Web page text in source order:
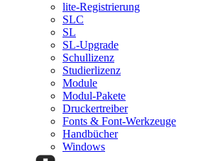
lite-Registrierung
SLC
SL
SL-Upgrade
Schullizenz
Studierlizenz
Module
Modul-Pakete
Druckertreiber
Fonts & Font-Werkzeuge
Handbücher
Windows